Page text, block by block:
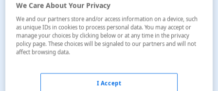
We Care About Your Privacy
We and our partners store and/or access information on a device, such
as unique IDs in cookies to process personal data. You may accept or
manage your choices by clicking below or at any time in the privacy
policy page. These choices will be signaled to our partners and will not
affect browsing data.
I Accept